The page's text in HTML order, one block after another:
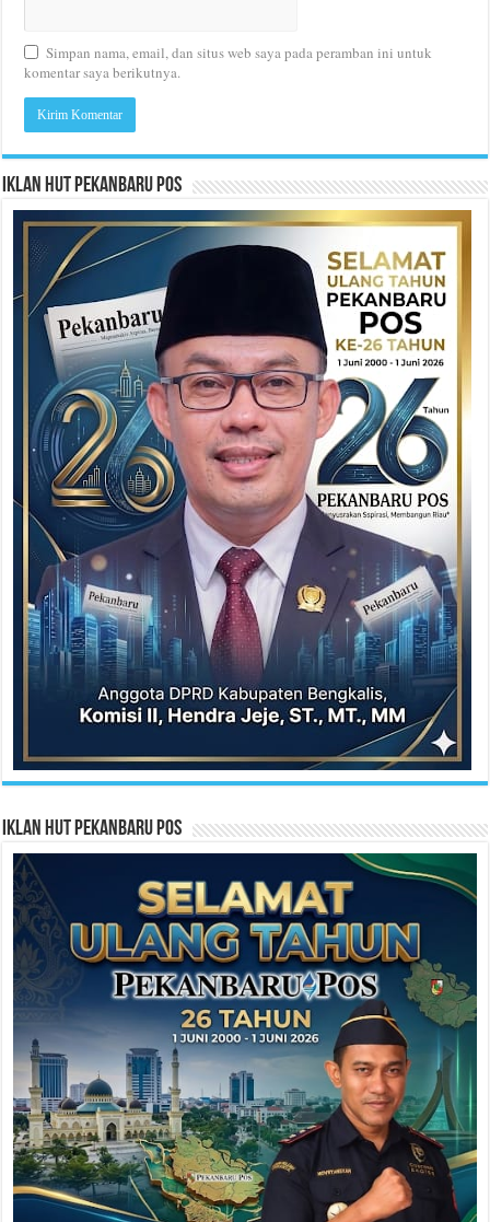
Simpan nama, email, dan situs web saya pada peramban ini untuk
komentar saya berikutnya.
Iklan HUT Pekanbaru Pos
Iklan HUT Pekanbaru Pos